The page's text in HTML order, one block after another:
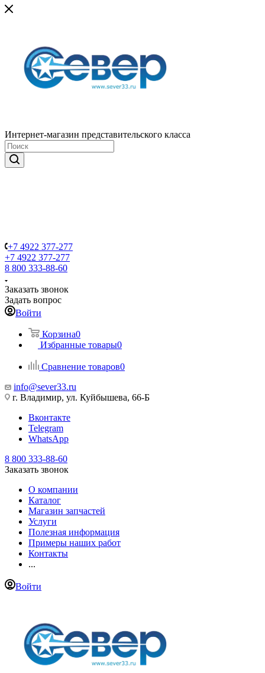
Интернет-магазин представительского класса
+7 4922 377-277
+7 4922 377-277
8 800 333-88-60
Заказать звонок
Задать вопрос
Войти
Корзина0
Избранные товары0
Сравнение товаров0
info@sever33.ru
г. Владимир, ул. Куйбышева, 66-Б
Вконтакте
Telegram
WhatsApp
8 800 333-88-60
Заказать звонок
О компании
Каталог
Магазин запчастей
Услуги
Полезная информация
Примеры наших работ
Контакты
...
Войти